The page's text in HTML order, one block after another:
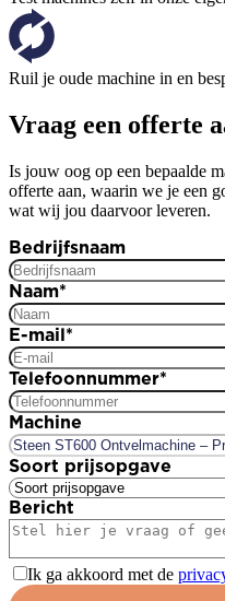
Ruil je oude machine in en
Vraag een offerte
Is jouw oog op een bepaalde
offerte aan, waarin we je een
wat wij jou daarvoor leveren.
Bedrijfsnaam
Naam*
E-mail *
Telefoonnummer*
Machine
Soort prijsopgave
Bericht
Ik ga akkoord met de